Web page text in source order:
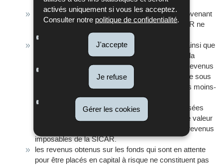
activés uniquement si vous les acceptez.
Consulter notre politique de confidentialité.
J'accepte
Je refuse
Gérer les cookies
quote-part d’investissement dans la SICAR;
les revenus des investisseurs non résidents provenant
de la cession d'une participation dans une SICAR ne
sont pas imposables;
les revenus provenant des valeurs mobilières, ainsi que
les revenus dégagés par la cession, l'apport ou la
liquidation de ces actifs ne constituent pas des revenus
imposables dans le chef d'une SICAR constituée sous
la forme d'une société de capitaux. Toutefois, les moins-
values réalisées lors de la cession de valeurs
mobilières, ainsi que les moins-values non réalisées
mais comptabilisées par suite de la réduction de valeur
de ces actifs ne peuvent pas être déduites des revenus
imposables de la SICAR.
les revenus obtenus sur les fonds qui sont en attente
pour être placés en capital à risque ne constituent pas